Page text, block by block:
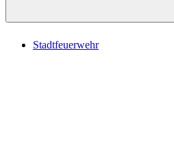
Stadtfeuerwehr